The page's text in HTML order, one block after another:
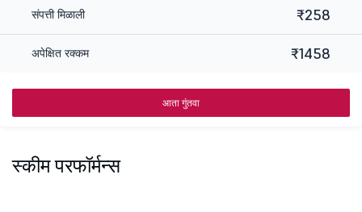
संपत्ती मिळाली ₹258
अपेक्षित रक्कम ₹1458
आता गुंतवा
स्कीम परफॉर्मन्स